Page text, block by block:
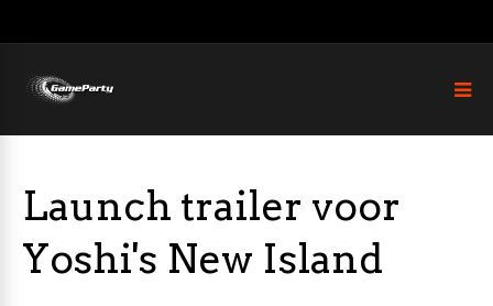
Launch trailer voor
Yoshi's New Island